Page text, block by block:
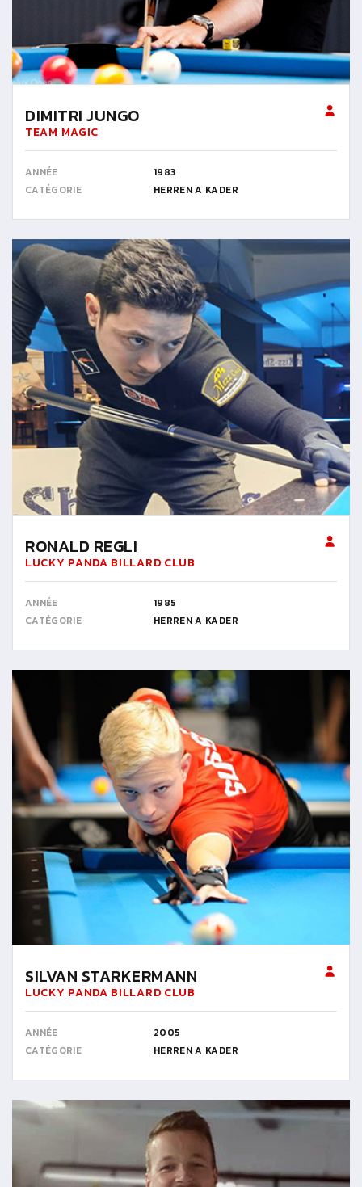
DIMITRI JUNGO
TEAM MAGIC
ANNÉE
1983
CATÉGORIE
HERREN A KADER
RONALD REGLI
LUCKY PANDA BILLARD CLUB
ANNÉE
1985
CATÉGORIE
HERREN A KADER
SILVAN STARKERMANN
LUCKY PANDA BILLARD CLUB
ANNÉE
2005
CATÉGORIE
HERREN A KADER